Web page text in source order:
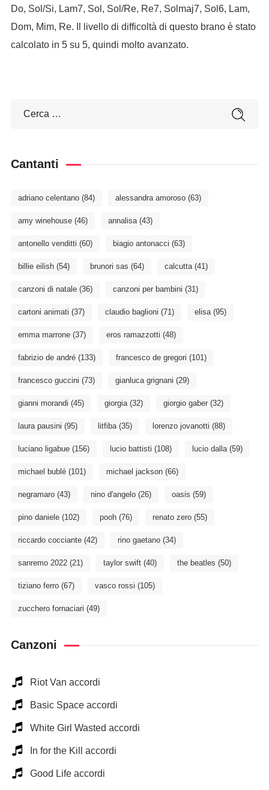
Do, Sol/Si, Lam7, Sol, Sol/Re, Re7, Solmaj7, Sol6, Lam,
Dom, Mim, Re. Il livello di difficoltà di questo brano è stato
calcolato in 5 su 5, quindi molto avanzato.
Cantanti
adriano celentano(84) alessandra amoroso(63)
amy winehouse(46) annalisa(43)
antonello venditti (60) biagio antonacci (63)
billie eilish(54) brunori sas (64) calcutta(41)
canzoni di natale(36) canzoni per bambini (31)
cartoni animati (37) claudio baglioni (71) elisa(95)
emma marrone(37) eros ramazzotti (48)
fabrizio de andré(133) francesco de gregori (101)
francesco guccini (73) gianluca grignani (29)
gianni morandi (45) giorgia(32) giorgio gaber(32)
laura pausini (95) litfiba(35) lorenzo jovanotti (88)
luciano ligabue(156) lucio battisti (108) lucio dalla(59)
michael bublé(101) michael jackson(66)
negramaro(43) nino d'angelo(26) oasis (59)
pino daniele(102) pooh(76) renato zero(55)
riccardo cocciante(42) rino gaetano(34)
sanremo 2022(21) taylor swift(40) the beatles (50)
tiziano ferro(67) vasco rossi (105)
zucchero fornaciari (49)
Canzoni
Riot Van accordi
Basic Space accordi
White Girl Wasted accordi
In for the Kill accordi
Good Life accordi